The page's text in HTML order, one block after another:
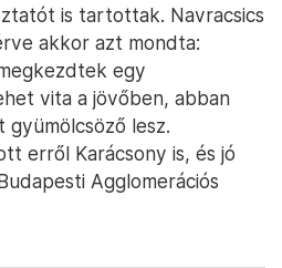
is tartottak. Navracsics
akkor azt mondta:
egy
vita a jövőben, abban
gyümölcsöző lesz.
erről Karácsony is, és jó
Agglomerációs